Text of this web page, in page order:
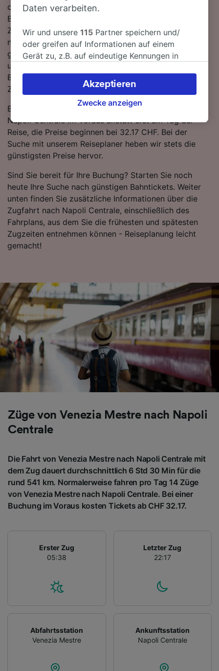
ca. 14 Züge am Tag auf dieser Route verkehren.
Bequemer geht's nicht! Dank der direkten
Zugverbindungen nach Napoli Centrale müssen Sie
nicht umsteigen - einfach zurücklehnen und die Fahrt
genießen. Sie können auf dieser Strecke mit Trenitalia
und Frecciarossa Zügen fahren. Beide
Bahnunternehmen betreiben moderne, komfortable
Züge mit viel Platz für Gepäck.
Buchen Sie Ihre Tickets von Venezia Mestre nach
Napoli Centrale im Voraus anstatt erst am Tag der
Reise, die Preise beginnen bei 32.17 CHF. Bei der
Suche mit unserem Reiseplaner heben wir stets die
günstigsten Preise hervor.
Sind Sie bereit für Ihre Buchung? Starten Sie noch
heute Ihre Suche nach günstigen Bahntickets. Weiter
unten finden Sie zusätzliche Informationen über die
Zugfahrt nach Napoli Centrale, einschließlich des
Fahrplans, aus dem Sie die frühesten und spätesten
Zugzeiten entnehmen können - Reiseplanung leicht
gemacht!
Züge von Venezia Mestre nach Napoli
Centrale
Die Fahrt von Venezia Mestre nach Napoli Centrale mit
dem Zug dauert durchschnittlich 6 Std 30 Min für die
rund 541 km. Normalerweise fahren pro Tag 14 Züge
von Venezia Mestre nach Napoli Centrale. Bei einer
Buchung im Voraus kosten Tickets ab CHF 32.17.
Erster Zug
05:38
Letzter Zug
22:17
Abfahrtsstation
Venezia Mestre
Ankunftsstation
Napoli Centrale
Daten verarbeiten.
Wir und unsere115 Partner speichern und/
oder greifen auf Informationen auf einem
Gerät zu, z.B. auf eindeutige Kennungen in
verarbeiten. Sie können Ihre Präferenzen
akzeptieren oder verwalten, einschließlich
Ihres Widerspruchsrechts bei berechtigtem
besuchen Sie jederzeit die Seite der
Datenschutzrichtlinie. Diese Präferenzen
werden unseren Partnern signalisiert und
haben keinen Einfluss auf Surfdaten. Ihre
Daten werden nicht für Tracking-Zwecke
verwendet, wenn Sie uns gebeten haben, Ihr
Surfverhalten nicht zu verfolgen.
Wir und unsere Partner verarbeiten Daten, um
Folgendes bereitzustellen:
Verwendung genauer Standortdaten.
Endgeräteeigenschaften zur Identifikation
von Werbeleistung und der Performance von
Inhalten, Zielgruppenforschung sowie
Entwicklung und Verbesserung von
Angeboten.
Liste der Partner (Lieferanten)
Zwecke anzeigen
Akzeptieren